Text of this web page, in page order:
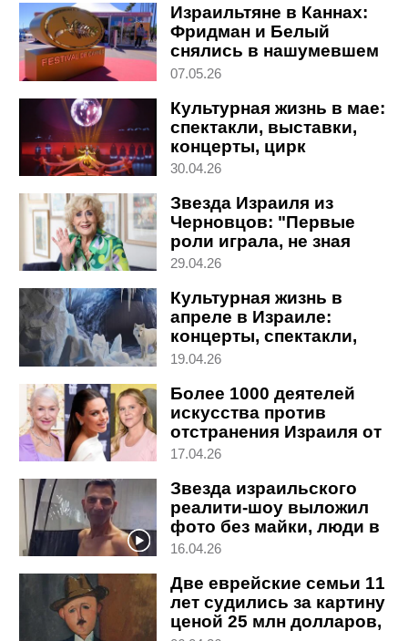
Израильтяне в Каннах:
Фридман и Белый
снялись в нашумевшем
фильме Андрея
07.05.26
Культурная жизнь в мае:
спектакли, выставки,
концерты, цирк
30.04.26
Звезда Израиля из
Черновцов: "Первые
роли играла, не зная
иврита". Интервью с
29.04.26
Культурная жизнь в
апреле в Израиле:
концерты, спектакли,
выставки
19.04.26
Более 1000 деятелей
искусства против
отстранения Израиля от
участия в Евровидении
17.04.26
Звезда израильского
реалити-шоу выложил
фото без майки, люди в
шоке: "Как из
16.04.26
Две еврейские семьи 11
лет судились за картину
ценой 25 млн долларов,